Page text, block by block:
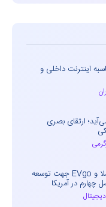
اینترنت داخلی و
به سوییچ ۲ می‌آید؛ ارتقای بصری
همکاری استراتژیک تسلا و EVgo جهت توسعه
چهارم در آمریکا